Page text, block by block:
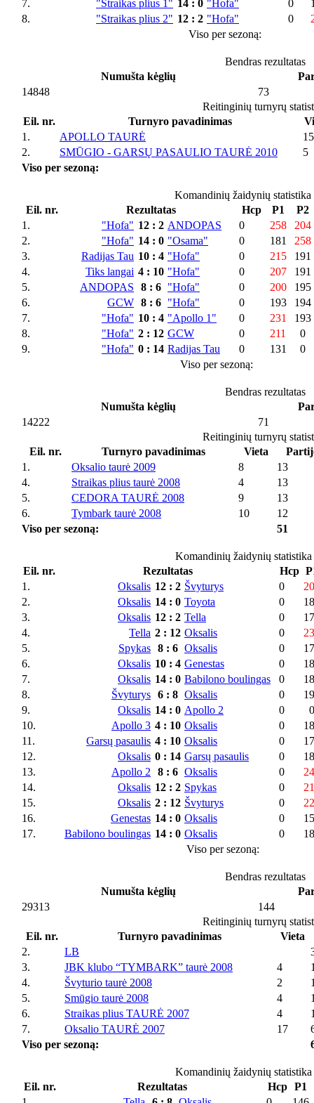
7.
"Straikas plius 1" 14 : 0 "Hofa" 0
8.
"Straikas plius 2" 12 : 2 "Hofa" 0
Viso per sezoną:
Bendras rezultatas
Numušta kėglių
14848
73
Reitinginių turnyrų
Eil. nr.
Turnyro pavadinimas
1.
APOLLO TAURĖ
15
2.
SMŪGIO - GARSŲ PASAULIO TAURĖ 2010
5
Viso per sezoną:
Komandinių žaidynių
Eil. nr.
Rezultatas Hcp P1
P2
1.
"Hofa" 12 : 2 ANDOPAS 0 258
204
2.
"Hofa" 14 : 0 "Osama" 0 181
258
3.
Radijas Tau 10 : 4 "Hofa" 0 215
191
4.
Tiks langai 4 : 10 "Hofa" 0 207
191
5.
ANDOPAS 8 : 6 "Hofa" 0 200
195
6.
GCW 8 : 6 "Hofa" 0 193
194
7.
"Hofa" 10 : 4 "Apollo 1" 0 231
193
8.
"Hofa" 2 : 12 GCW 0 211
0
9.
"Hofa" 0 : 14 Radijas Tau 0 131
0
Viso per sezoną:
Bendras rezultatas
Numušta kėglių
14222
71
Reitinginių turnyrų
Eil. nr.
Turnyro pavadinimas Vieta
1.
Oksalio taurė 2009 8
13
4.
Straikas plius taurė 2008 4
13
5.
CEDORA TAURĖ 2008 9
13
6.
Tymbark taurė 2008 10
12
Viso per sezoną:
51
Komandinių žaidynių
Eil. nr.
Rezultatas Hcp
1.
Oksalis 12 : 2 Švyturys 0
2.
Oksalis 14 : 0 Toyota 0
3.
Oksalis 12 : 2 Tella 0
4.
Tella 2 : 12 Oksalis 0
5.
Spykas 8 : 6 Oksalis 0
6.
Oksalis 10 : 4 Genestas 0
7.
Oksalis 14 : 0 Babilono boulingas 0
8.
Švyturys 6 : 8 Oksalis 0
9.
Oksalis 14 : 0 Apollo 2 0
0
10.
Apollo 3 4 : 10 Oksalis 0
11.
Garsų pasaulis 4 : 10 Oksalis 0
12.
Oksalis 0 : 14 Garsų pasaulis 0
13.
Apollo 2 8 : 6 Oksalis 0
14.
Oksalis 12 : 2 Spykas 0
15.
Oksalis 2 : 12 Švyturys 0
16.
Genestas 14 : 0 Oksalis 0
17.
Babilono boulingas 14 : 0 Oksalis 0
Viso per sezoną:
Bendras rezultatas
Numušta kėglių
29313
144
Reitinginių turnyrų
Eil. nr.
Turnyro pavadinimas
Vieta
2.
LB
3.
JBK klubo “TYMBARK” taurė 2008 4
4.
Švyturio taurė 2008 2
5.
Smūgio taurė 2008 4
6.
Straikas plius TAURĖ 2007 4
7.
Oksalio TAURĖ 2007 17
Viso per sezoną:
Komandinių žaidynių
Eil. nr.
Rezultatas Hcp
P1